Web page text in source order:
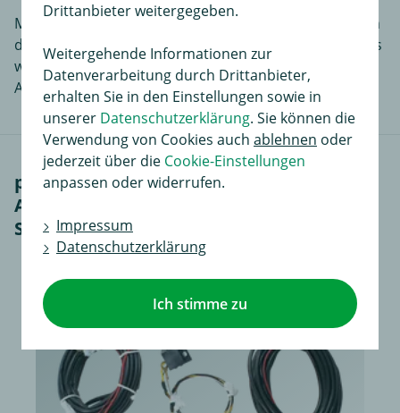
Mit diesem Komplettsatz erhalten Sie, angefangen von
der kleinsten Schraube bis zur Montageanleitung, alles
was benötigt wird, um an Ihrem eine
Anhängerkupplung zu montieren.
passendes Zubehör für GDW
Anhängerkupplung starr inkl. TowTec E-
Satz 13polig universal (5)
Drittanbieter weitergegeben.
Weitergehende Informationen zur
Datenverarbeitung durch Drittanbieter,
erhalten Sie in den Einstellungen sowie in
unserer Datenschutzerklärung. Sie können die
Verwendung von Cookies auch ablehnen oder
jederzeit über die Cookie-Einstellungen
anpassen oder widerrufen.
Impressum
Datenschutzerklärung
Ich stimme zu